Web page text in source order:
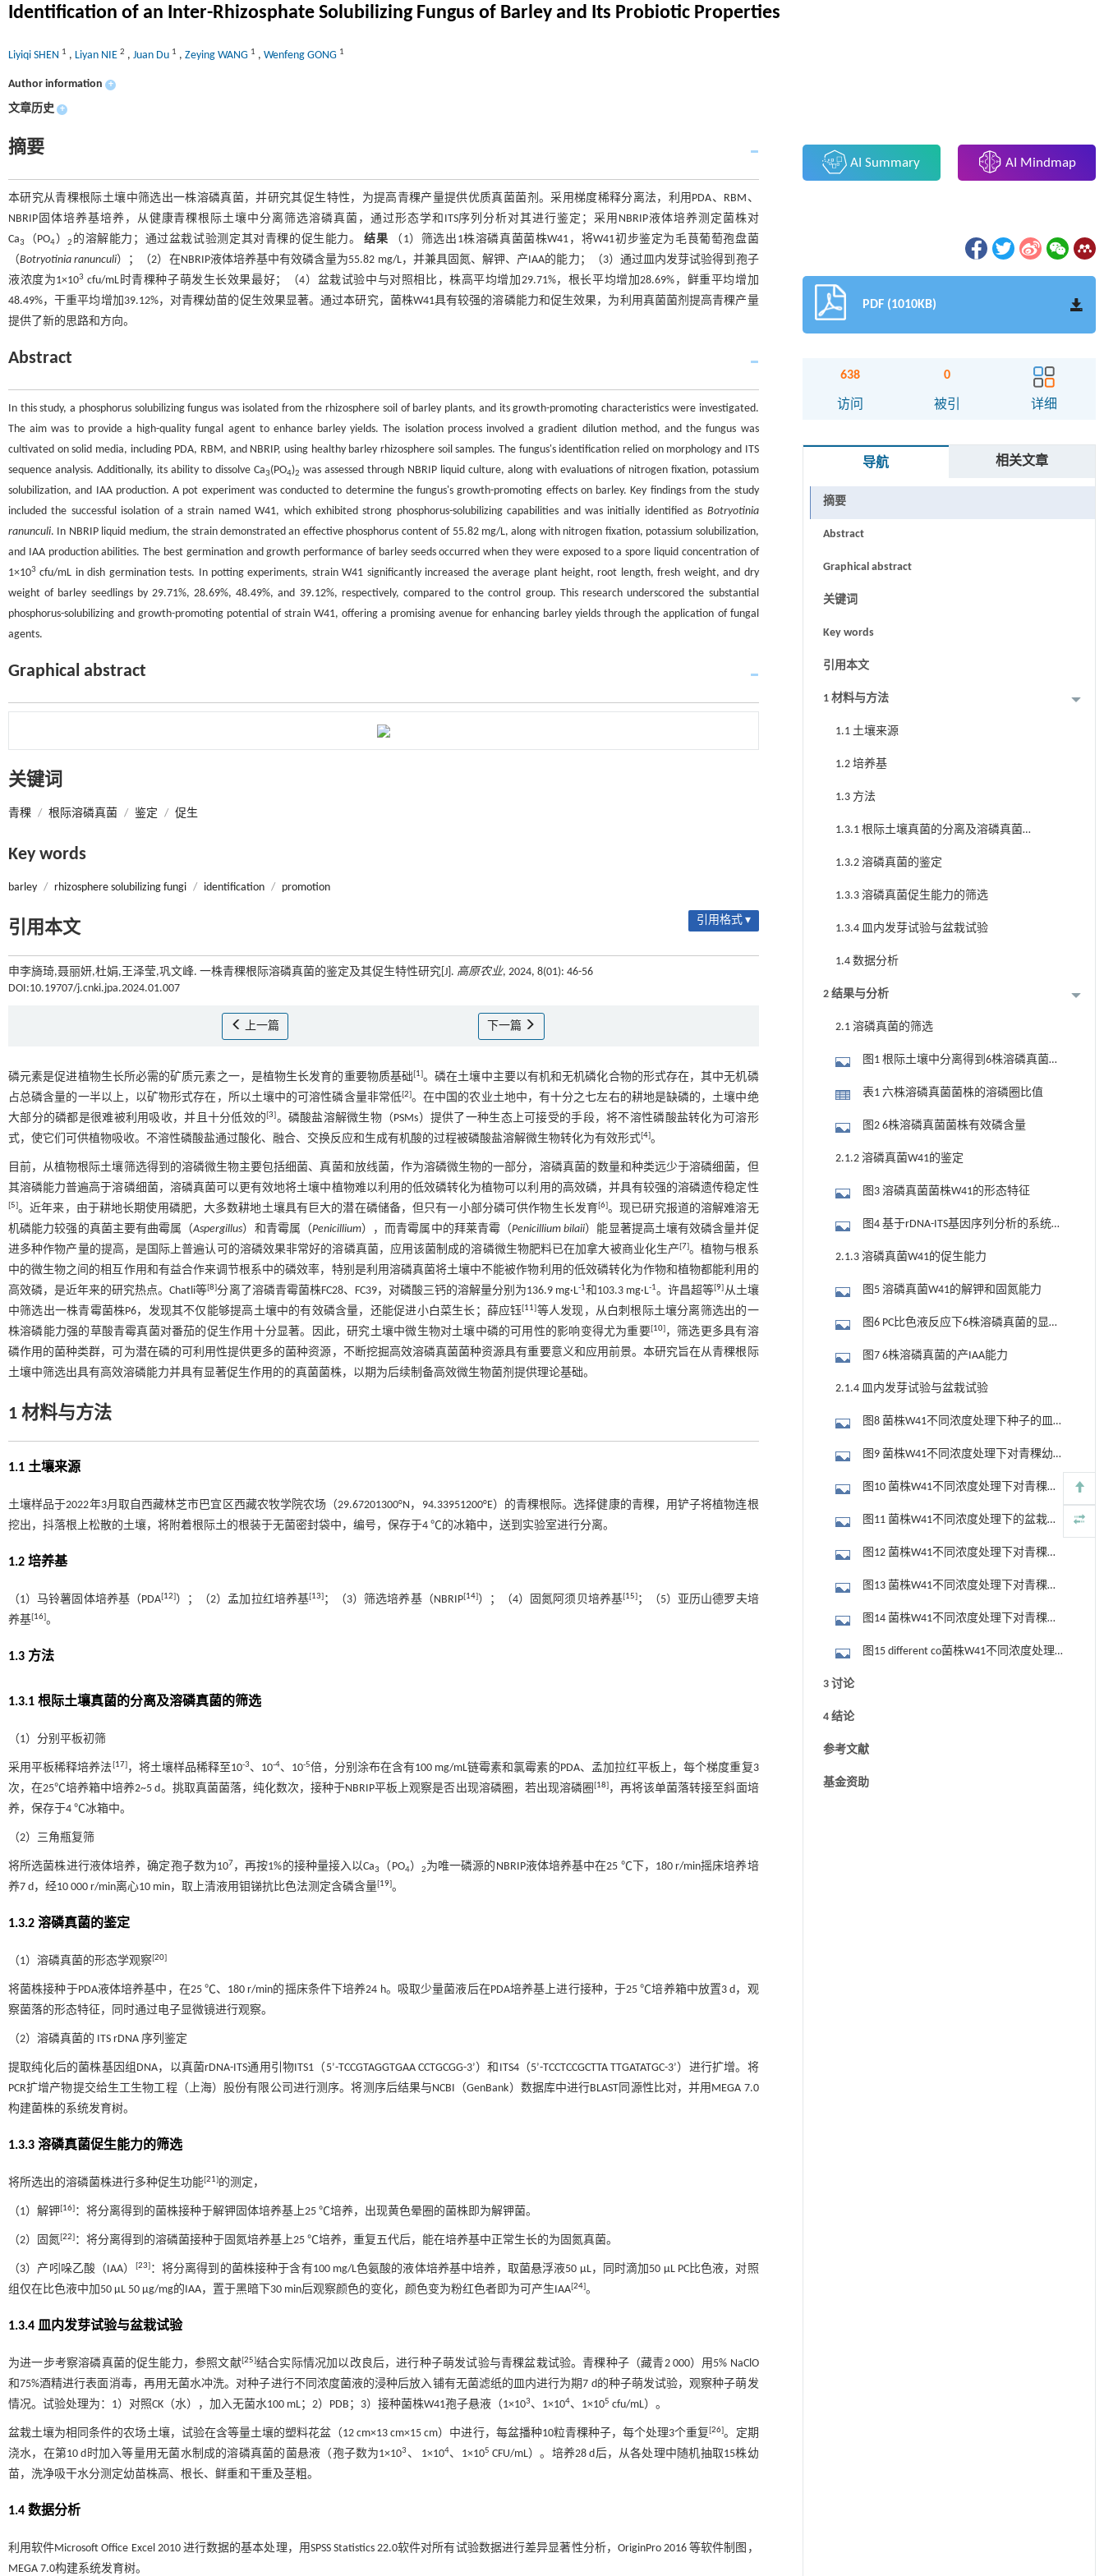
Identification of an Inter-Rhizosphate Solubilizing Fungus of Barley and Its Probiotic Properties
Liyiqi SHEN 1 , Liyan NIE 2 , Juan Du 1 , Zeying WANG 1 , Wenfeng GONG 1
Author information +
文章历史 +
摘要
本研究从青稞根际土壤中筛选出一株溶磷真菌，并研究其促生特性，为提高青稞产量提供优质真菌菌剂。采用梯度稀释分离法，利用PDA、RBM、
NBRIP固体培养基培养，从健康青稞根际土壤中分离筛选溶磷真菌，通过形态学和ITS序列分析对其进行鉴定；采用NBRIP液体培养测定菌株对
Ca3 （PO4）2 的溶解能力；通过盆栽试验测定其对青稞的促生能力。结果 （1）筛选出1株溶磷真菌菌株W41，将W41初步鉴定为毛茛葡萄孢盘菌
（Botryotinia ranunculi）；（2）在NBRIP液体培养基中有效磷含量为55.82 mg/L，并兼具固氮、解钾、产IAA的能力；（3）通过皿内发芽试验得到孢子
液浓度为1×103 cfu/mL时青稞种子萌发生长效果最好；（4）盆栽试验中与对照相比，株高平均增加29.71%，根长平均增加28.69%，鲜重平均增加
48.49%，干重平均增加39.12%，对青稞幼苗的促生效果显著。通过本研究，菌株W41具有较强的溶磷能力和促生效果，为利用真菌菌剂提高青稞产量
提供了新的思路和方向。
Abstract
In this study, a phosphorus solubilizing fungus was isolated from the rhizosphere soil of barley plants, and its growth-promoting characteristics were investigated.
The aim was to provide a high-quality fungal agent to enhance barley yields. The isolation process involved a gradient dilution method, and the fungus was
cultivated on solid media, including PDA, RBM, and NBRIP, using healthy barley rhizosphere soil samples. The fungus's identification relied on morphology and ITS
sequence analysis. Additionally, its ability to dissolve Ca3(PO4)2 was assessed through NBRIP liquid culture, along with evaluations of nitrogen fixation, potassium
solubilization, and IAA production. A pot experiment was conducted to determine the fungus's growth-promoting effects on barley. Key findings from the study
included the successful isolation of a strain named W41, which exhibited strong phosphorus-solubilizing capabilities and was initially identified as Botryotinia
ranunculi. In NBRIP liquid medium, the strain demonstrated an effective phosphorus content of 55.82 mg/L, along with nitrogen fixation, potassium solubilization,
and IAA production abilities. The best germination and growth performance of barley seeds occurred when they were exposed to a spore liquid concentration of
1×103 cfu/mL in dish germination tests. In potting experiments, strain W41 significantly increased the average plant height, root length, fresh weight, and dry
weight of barley seedlings by 29.71%, 28.69%, 48.49%, and 39.12%, respectively, compared to the control group. This research underscored the substantial
phosphorus-solubilizing and growth-promoting potential of strain W41, offering a promising avenue for enhancing barley yields through the application of fungal
agents.
Graphical abstract
关键词
青稞 / 根际溶磷真菌 / 鉴定 / 促生
Key words
barley / rhizosphere solubilizing fungi / identification / promotion
引用本文 引用格式 ▾
申李旖琦,聂丽妍,杜娟,王泽莹,巩文峰. 一株青稞根际溶磷真菌的鉴定及其促生特性研究[J]. 高原农业, 2024, 8(01): 46-56
DOI:10.19707/j.cnki.jpa.2024.01.007
上一篇 下一篇
磷元素是促进植物生长所必需的矿质元素之一，是植物生长发育的重要物质基础[1]。磷在土壤中主要以有机和无机磷化合物的形式存在，其中无机磷
占总磷含量的一半以上，以矿物形式存在，所以土壤中的可溶性磷含量非常低[2]。在中国的农业土地中，有十分之七左右的耕地是缺磷的，土壤中绝
大部分的磷都是很难被利用吸收，并且十分低效的[3]。磷酸盐溶解微生物（PSMs）提供了一种生态上可接受的手段，将不溶性磷酸盐转化为可溶形
式，使它们可供植物吸收。不溶性磷酸盐通过酸化、融合、交换反应和生成有机酸的过程被磷酸盐溶解微生物转化为有效形式[4]。
目前，从植物根际土壤筛选得到的溶磷微生物主要包括细菌、真菌和放线菌，作为溶磷微生物的一部分，溶磷真菌的数量和种类远少于溶磷细菌，但
其溶磷能力普遍高于溶磷细菌，溶磷真菌可以更有效地将土壤中植物难以利用的低效磷转化为植物可以利用的高效磷，并具有较强的溶磷遗传稳定性
[5]。近年来，由于耕地长期使用磷肥，大多数耕地土壤具有巨大的潜在磷储备，但只有一小部分磷可供作物生长发育[6]。现已研究报道的溶解难溶无
机磷能力较强的真菌主要有曲霉属（Aspergillus）和青霉属（Penicillium），而青霉属中的拜莱青霉（Penicillium bilaii）能显著提高土壤有效磷含量并促
进多种作物产量的提高，是国际上普遍认可的溶磷效果非常好的溶磷真菌，应用该菌制成的溶磷微生物肥料已在加拿大被商业化生产[7]。植物与根系
中的微生物之间的相互作用和有益合作来调节根系中的磷效率，特别是利用溶磷真菌将土壤中不能被作物利用的低效磷转化为作物和植物都能利用的
高效磷，是近年来的研究热点。Chatli等[8]分离了溶磷青霉菌株FC28、FC39，对磷酸三钙的溶解量分别为136.9 mg·L-1和103.3 mg·L-1。许昌超等[9]从土壤
中筛选出一株青霉菌株P6，发现其不仅能够提高土壤中的有效磷含量，还能促进小白菜生长；薛应钰[11]等人发现，从白刺根际土壤分离筛选出的一
株溶磷能力强的草酸青霉真菌对番茄的促生作用十分显著。因此，研究土壤中微生物对土壤中磷的可用性的影响变得尤为重要[10]，筛选更多具有溶
磷作用的菌种类群，可为潜在磷的可利用性提供更多的菌种资源，不断挖掘高效溶磷真菌菌种资源具有重要意义和应用前景。本研究旨在从青稞根际
土壤中筛选出具有高效溶磷能力并具有显著促生作用的的真菌菌株，以期为后续制备高效微生物菌剂提供理论基础。
1 材料与方法
1.1 土壤来源
土壤样品于2022年3月取自西藏林芝市巴宜区西藏农牧学院农场（29.67201300°N，94.33951200°E）的青稞根际。选择健康的青稞，用铲子将植物连根
挖出，抖落根上松散的土壤，将附着根际土的根装于无菌密封袋中，编号，保存于4 ℃的冰箱中，送到实验室进行分离。
1.2 培养基
（1）马铃薯固体培养基（PDA[12]）；（2）孟加拉红培养基[13]；（3）筛选培养基（NBRIP[14]）；（4）固氮阿须贝培养基[15]；（5）亚历山德罗夫培
养基[16]。
1.3 方法
1.3.1 根际土壤真菌的分离及溶磷真菌的筛选
（1）分别平板初筛
采用平板稀释培养法[17]，将土壤样品稀释至10-3、10-4、10-5倍，分别涂布在含有100 mg/mL链霉素和氯霉素的PDA、孟加拉红平板上，每个梯度重复3
次，在25℃培养箱中培养2~5 d。挑取真菌菌落，纯化数次，接种于NBRIP平板上观察是否出现溶磷圈，若出现溶磷圈[18] ，再将该单菌落转接至斜面培
养，保存于4 ℃冰箱中。
（2）三角瓶复筛
将所选菌株进行液体培养，确定孢子数为107，再按1%的接种量接入以Ca3 （PO4） 2为唯一磷源的NBRIP液体培养基中在25 ℃下，180 r/min摇床培养培
养7 d，经10 000 r/min离心10 min，取上清液用钼锑抗比色法测定含磷含量[19]。
1.3.2 溶磷真菌的鉴定
（1）溶磷真菌的形态学观察[20]
将菌株接种于PDA液体培养基中，在25 ℃、180 r/min的摇床条件下培养24 h。吸取少量菌液后在PDA培养基上进行接种，于25 ℃培养箱中放置3 d，观
察菌落的形态特征，同时通过电子显微镜进行观察。
（2）溶磷真菌的 ITS rDNA 序列鉴定
提取纯化后的菌株基因组DNA，以真菌rDNA-ITS通用引物ITS1（5’-TCCGTAGGTGAA CCTGCGG-3’）和ITS4（5’-TCCTCCGCTTA TTGATATGC-3’）进行扩增。将
PCR扩增产物提交给生工生物工程（上海）股份有限公司进行测序。将测序后结果与NCBI（GenBank）数据库中进行BLAST同源性比对，并用MEGA 7.0
构建菌株的系统发育树。
1.3.3 溶磷真菌促生能力的筛选
将所选出的溶磷菌株进行多种促生功能[21] 的测定，
（1）解钾[16] ：将分离得到的菌株接种于解钾固体培养基上25 ℃培养，出现黄色晕圈的菌株即为解钾菌。
（2）固氮[22] ：将分离得到的溶磷菌接种于固氮培养基上25 ℃培养，重复五代后，能在培养基中正常生长的为固氮真菌。
（3）产吲哚乙酸（IAA） [23]：将分离得到的菌株接种于含有100 mg/L色氨酸的液体培养基中培养，取菌悬浮液50 µL，同时滴加50 µL PC比色液，对照
组仅在比色液中加50 µL 50 µg/mg的IAA，置于黑暗下30 min后观察颜色的变化，颜色变为粉红色者即为可产生IAA[24]。
1.3.4 皿内发芽试验与盆栽试验
为进一步考察溶磷真菌的促生能力，参照文献[25]结合实际情况加以改良后，进行种子萌发试验与青稞盆栽试验。青稞种子（藏青2 000）用5% NaClO
和75%酒精进行表面消毒，再用无菌水冲洗。对种子进行不同浓度菌液的浸种后放入铺有无菌滤纸的皿内进行为期7 d的种子萌发试验，观察种子萌发
情况。试验处理为：1）对照CK（水），加入无菌水100 mL；2）PDB；3）接种菌株W41孢子悬液（1×103、1×104、1×105 cfu/mL）。
盆栽土壤为相同条件的农场土壤，试验在含等量土壤的塑料花盆（12 cm×13 cm×15 cm）中进行，每盆播种10粒青稞种子，每个处理3个重复[26]。定期
浇水，在第10 d时加入等量用无菌水制成的溶磷真菌的菌悬液（孢子数为1×103 、 1×104、1×105 CFU/mL）。培养28 d后，从各处理中随机抽取15株幼
苗，洗净吸干水分测定幼苗株高、根长、鲜重和干重及茎粗。
1.4 数据分析
利用软件Microsoft Office Excel 2010 进行数据的基本处理，用SPSS Statistics 22.0软件对所有试验数据进行差异显著性分析，OriginPro 2016 等软件制图，
MEGA 7.0构建系统发育树。
AI Summary AI Mindmap
PDF (1010KB)
638
访问
0
被引 详细
导航 相关文章
摘要
Abstract
Graphical abstract
关键词
Key words
引用本文
1 材料与方法
1.1 土壤来源
1.2 培养基
1.3 方法
1.3.1 根际土壤真菌的分离及溶磷真菌的
1.3.2 溶磷真菌的鉴定
1.3.3 溶磷真菌促生能力的筛选
1.3.4 皿内发芽试验与盆栽试验
1.4 数据分析
2 结果与分析
2.1 溶磷真菌的筛选
图1 根际土壤中分离得到6株溶磷真菌菌
表1 六株溶磷真菌菌株的溶磷圈比值
图2 6株溶磷真菌菌株有效磷含量
2.1.2 溶磷真菌W41的鉴定
图3 溶磷真菌菌株W41的形态特征
图4 基于rDNA-ITS基因序列分析的系统发
2.1.3 溶磷真菌W41的促生能力
图5 溶磷真菌W41的解钾和固氮能力
图6 PC比色液反应下6株溶磷真菌的显色
图7 6株溶磷真菌的产IAA能力
2.1.4 皿内发芽试验与盆栽试验
图8 菌株W41不同浓度处理下种子的皿
图9 菌株W41不同浓度处理下对青稞幼
图10 菌株W41不同浓度处理下对青稞幼
图11 菌株W41不同浓度处理下的盆栽生
图12 菌株W41不同浓度处理下对青稞幼
图13 菌株W41不同浓度处理下对青稞幼
图14 菌株W41不同浓度处理下对青稞幼
图15 different co菌株W41不同浓度处理
下对青稞幼苗鲜重与干重的影响
3 讨论
4 结论
参考文献
基金资助